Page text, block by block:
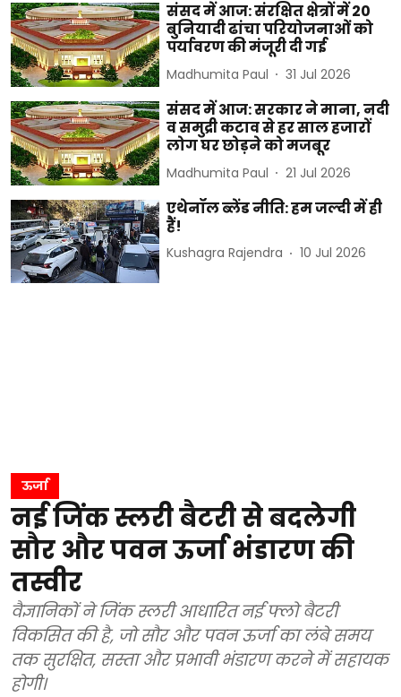
संसद में आज: संरक्षित क्षेत्रों में 20
बुनियादी ढांचा परियोजनाओं को
पर्यावरण की मंजूरी दी गई
Madhumita Paul 31 Jul 2026
संसद में आज: सरकार ने माना, नदी
व समुद्री कटाव से हर साल हजारों
लोग घर छोड़ने को मजबूर
Madhumita Paul 21 Jul 2026
एथेनॉल ब्लेंड नीति: हम जल्दी में ही
हैं!
Kushagra Rajendra 10 Jul 2026
ऊर्जा
नई जिंक स्लरी बैटरी से बदलेगी
सौर और पवन ऊर्जा भंडारण की
तस्वीर
वैज्ञानिकों ने जिंक स्लरी आधारित नई फ्लो बैटरी
विकसित की है, जो सौर और पवन ऊर्जा का लंबे समय
तक सुरक्षित, सस्ता और प्रभावी भंडारण करने में सहायक
होगी।